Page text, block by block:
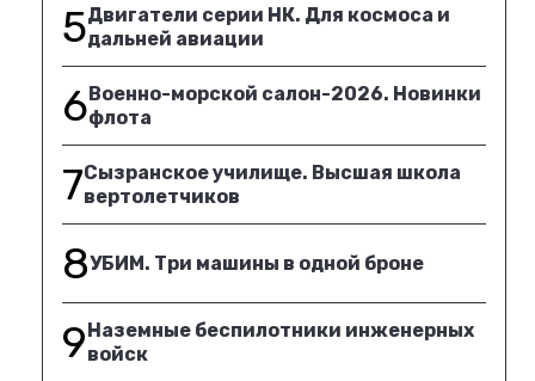
5Двигатели серии НК. Для космоса и
дальней авиации
6Военно-морской салон-2026. Новинки
флота
7Сызранское училище. Высшая школа
вертолетчиков
8УБИМ. Три машины в одной броне
9Наземные беспилотники инженерных
войск